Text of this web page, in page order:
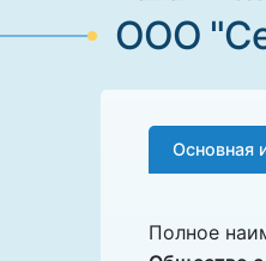
ООО
Основная
Полное